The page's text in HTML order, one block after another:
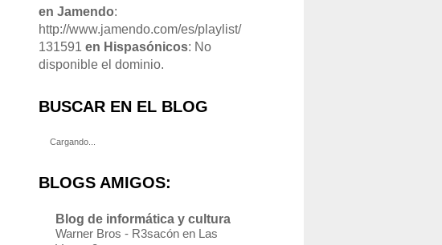
en Jamendo:
http://www.jamendo.com/es/playlist/
131591 en Hispasónicos: No
disponible el dominio.
BUSCAR EN EL BLOG
Cargando...
BLOGS AMIGOS:
Blog de informática y cultura
Warner Bros - R3sacón en Las